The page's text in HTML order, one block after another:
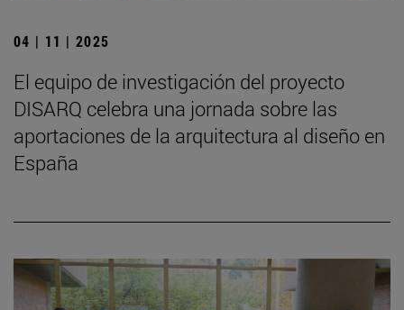
04 | 11 | 2025
El equipo de investigación del proyecto
DISARQ celebra una jornada sobre las
aportaciones de la arquitectura al diseño en
España